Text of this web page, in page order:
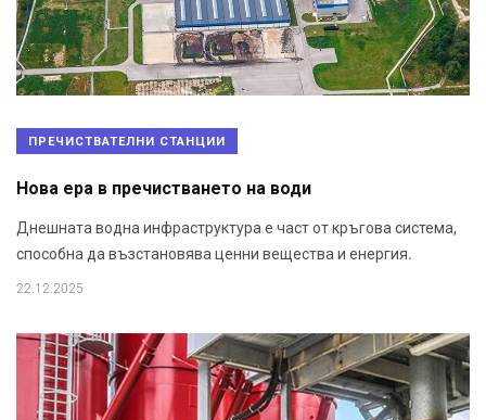
ПРЕЧИСТВАТЕЛНИ СТАНЦИИ
Нова ера в пречистването на води
Днешната водна инфраструктура е част от кръгова система,
способна да възстановява ценни вещества и енергия.
22.12.2025